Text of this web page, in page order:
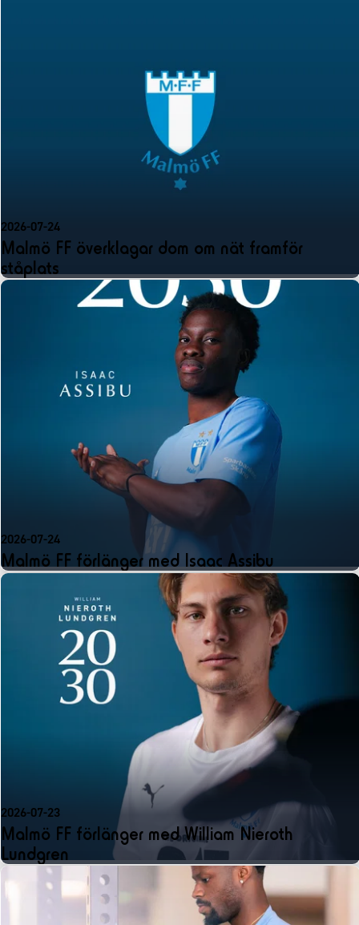
2026-07-24
Malmö FF överklagar dom om nät framför
ståplats
2026-07-24
Malmö FF förlänger med Isaac Assibu
2026-07-23
Malmö FF förlänger med William Nieroth
Lundgren